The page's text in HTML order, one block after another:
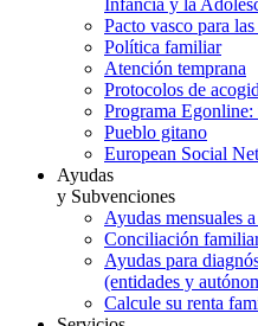
Pacto vasco para
Política familiar
Atención temprana
Protocolos de
Programa Egonline:
Pueblo gitano
European Social
Ayudas
y Subvenciones
Ayudas mensuales
Conciliación
Ayudas para
(entidades y
Calcule su renta